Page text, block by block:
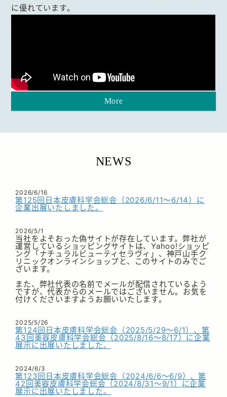
に優れています。
More
NEWS
2026/6/16
第125回日本皮膚科学会総会（2026/6/11～6/14）に
企業出展いたしました。
2026/5/1
当社をよそおった偽サイトが存在しています。弊社が
運営しているショッピングサイトは、Yahoo!ショッピ
ング「ナチュラルビューティセラヴィ」、神戸山手ク
リニックオンラインショップと、このサイトのみでご
ざいます。
また、弊社代表の名前でメールが配信されているよう
ですが、代表からのメールではございません。お気を
付けくださいますようお願いいたします。
2025/5/26
第124回日本皮膚科学会総会（2025/5/29～6/1）、第
43回美容皮膚科学会総会（2025/8/16～8/17）に企業
展示に出展いたしました。
2024/6/3
第123回日本皮膚科学会総会（2024/6/6～6/9）、第
42回美容皮膚科学会総会（2024/8/31～9/1）に企業
展示に出展いたしました。